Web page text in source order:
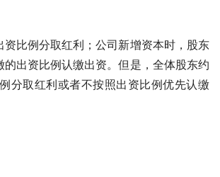
资比例分取红利；公司新增资本时，股东
的出资比例认缴出资。但是，全体股东约
分取红利或者不按照出资比例优先认缴